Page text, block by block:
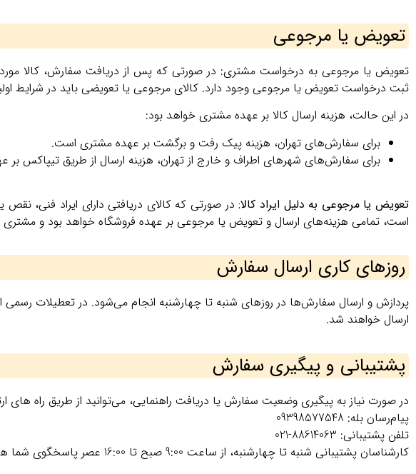
تعویض یا مرجوعی
تعویض یا مرجوعی به درخواست مشتری: در صورتی که پس از دریافت سفارش، کالا
ثبت درخواست تعویض یا مرجوعی وجود دارد. کالای مرجوعی یا تعویضی باید در شرایط
در این حالت، هزینه ارسال کالا بر عهده مشتری خواهد بود:
برای سفارش‌های تهران، هزینه پیک رفت و برگشت بر عهده مشتری است.
برای سفارش‌های شهرهای اطراف و خارج از تهران، هزینه ارسال از طریق تیپاکس بر
تعویض یا مرجوعی به دلیل ایراد کالا:در صورتی که کالای دریافتی دارای ایراد فنی،
است، تمامی هزینه‌های ارسال و تعویض یا مرجوعی بر عهده فروشگاه خواهد بود و
روزهای کاری ارسال سفارش
پردازش و ارسال سفارش‌ها در روزهای شنبه تا چهارشنبه انجام می‌شود. در تعطیلات
ارسال خواهند شد.
پشتیبانی و پیگیری سفارش
در صورت نیاز به پیگیری وضعیت سفارش یا دریافت راهنمایی، می‌توانید از طریق راه‌ های
پیام‌رسان بله: 09398577548
تلفن پشتیبانی: 88614063-021
کارشناسان پشتیبانی شنبه تا چهارشنبه، از ساعت 9:00 صبح تا 16:00 عصر پاسخگوی شما هستند.